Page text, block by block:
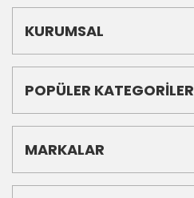
KURUMSAL
POPÜLER KATEGORİLER
MARKALAR